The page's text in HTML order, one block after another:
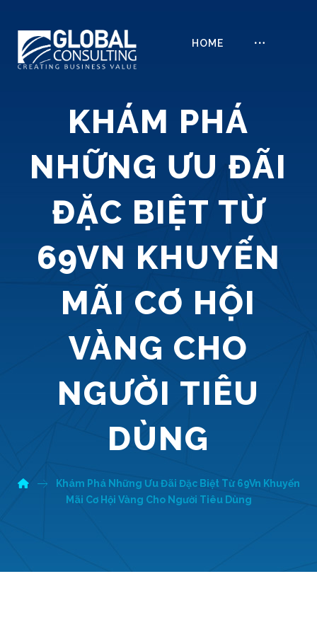
HOME
KHÁM PHÁ
NHỮNG ƯU ĐÃI
ĐẶC BIỆT TỪ
69VN KHUYẾN
MÃI CƠ HỘI
VÀNG CHO
NGƯỜI TIÊU
DÙNG
Khám Phá Những Ưu Đãi Đặc Biệt Từ 69Vn Khuyến
Mãi Cơ Hội Vàng Cho Người Tiêu Dùng